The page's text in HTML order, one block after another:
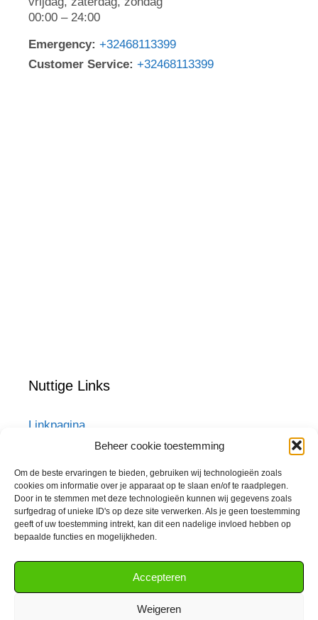
Beheer cookie toestemming
Om de beste ervaringen te bieden, gebruiken wij technologieën zoals
cookies om informatie over je apparaat op te slaan en/of te raadplegen.
Door in te stemmen met deze technologieën kunnen wij gegevens zoals
surfgedrag of unieke ID's op deze site verwerken. Als je geen toestemming
geeft of uw toestemming intrekt, kan dit een nadelige invloed hebben op
bepaalde functies en mogelijkheden.
Accepteren
Weigeren
00:00 – 24:00
Emergency: +32468113399
Customer Service: +32468113399
Nuttige Links
Linkpagina
DOM Sleutelservice
ST-raambeveiliging.be
ST-loketintercom.be
Techno-preventie.be
Rookmelder verplicht vanaf 1/1/2020
Security Tools BV
Malafide slotenmakers